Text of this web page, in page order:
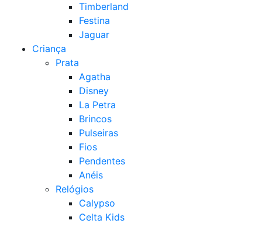
Timberland
Festina
Jaguar
Criança
Prata
Agatha
Disney
La Petra
Brincos
Pulseiras
Fios
Pendentes
Anéis
Relógios
Calypso
Celta Kids